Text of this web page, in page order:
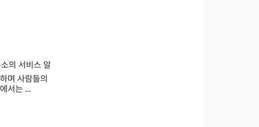
의 서비스 알
며 사람들의
서는 ...